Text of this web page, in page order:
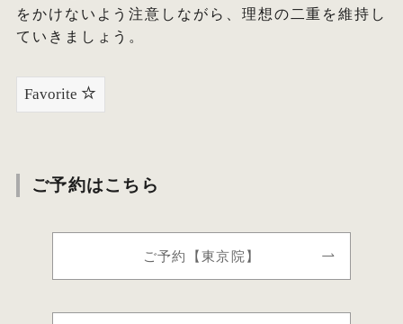
をかけないよう注意しながら、理想の二重を維持し
ていきましょう。
Favorite
ご予約はこちら
ご予約【東京院】